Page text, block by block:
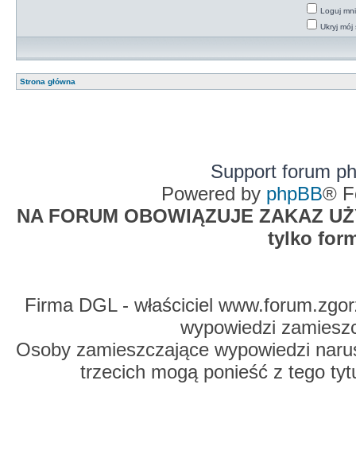
Loguj
Ukryj mój
Strona główna
Support forum
Powered by phpBB®
NA FORUM OBOWIĄZUJE ZAKAZ
tylko
Firma DGL - właściciel
wypowiedzi
Osoby zamieszczające wypowiedzi
trzecich mogą ponieść z tego